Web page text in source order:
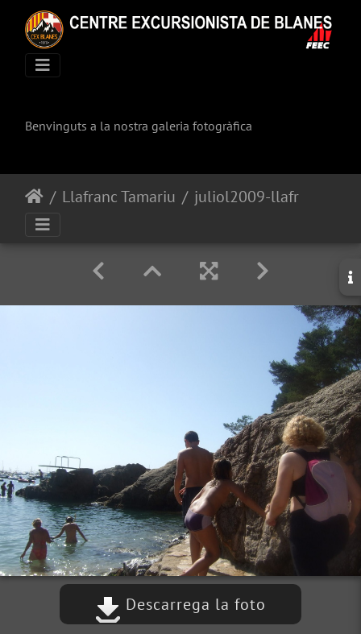
Benvinguts a la nostra galeria fotogràfica
Llafranc Tamariu
Descarrega la foto